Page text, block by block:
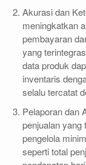
Akurasi dan
meningkatkan
pembayaran
yang
data produk
inventaris
selalu tercatat
Pelaporan dan
penjualan yang
pengelola
seperti total